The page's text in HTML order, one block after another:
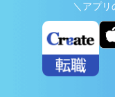
＼アプリ